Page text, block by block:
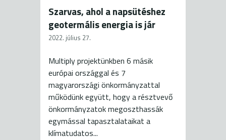
Szarvas, ahol a napsütéshez
geotermális energia is jár
2022. július 27.
Multiply projektünkben 6 másik
európai országgal és 7
magyarországi önkormányzattal
működünk együtt, hogy a résztvevő
önkormányzatok megoszthassák
egymással tapasztalataikat a
klímatudatos...